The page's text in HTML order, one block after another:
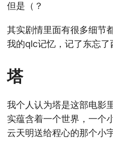
但是（？
其实剧情里面有很多细节
我的qlc记忆，记了东忘了
塔
我个人认为塔是这部电影
实蕴含着一个世界，一个
云天明送给程心的那个小